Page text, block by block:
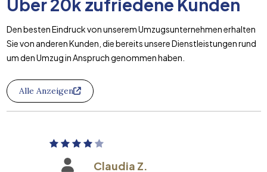
Über20k zufriedene Kunden
Den besten Eindruck von unserem Umzugsunternehmen erhalten
Sie von anderen Kunden, die bereits unsere Dienstleistungen rund
um den Umzug in Anspruch genommen haben.
Alle Anzeigen
Claudia Z.